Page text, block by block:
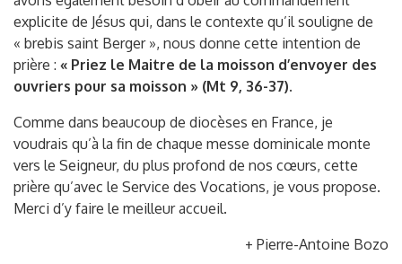
explicite de Jésus qui, dans le contexte qu’il souligne de
« brebis saint Berger », nous donne cette intention de
prière : « Priez le Maitre de la moisson d’envoyer des
ouvriers pour sa moisson » (Mt 9, 36-37).
Comme dans beaucoup de diocèses en France, je
voudrais qu’à la fin de chaque messe dominicale monte
vers le Seigneur, du plus profond de nos cœurs, cette
prière qu’avec le Service des Vocations, je vous propose.
Merci d’y faire le meilleur accueil.
+ Pierre-Antoine Bozo